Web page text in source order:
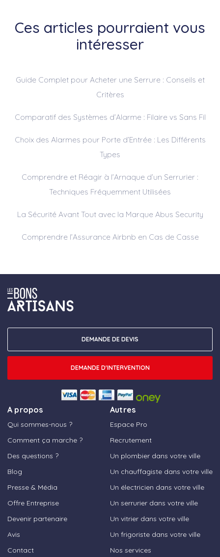
Ces articles pourraient vous
intéresser
Guide Complet pour Acheter une Serrure : Conseils et
Critères
Comparatif des Systèmes d’Alarme : Filaire vs Sans Fil
Choix des Alarmes pour Porte d’Entrée : Les Différents
Types
Comprendre et Réagir à l’Arnaque d’un Serrurier :
Techniques Fréquemment Utilisées
La Sécurité Avant Tout avec la Marque Abus Security
Comprendre l’Assurance Airbnb en Cas de Casse
A propos
Qui sommes-nous ?
Comment ça marche ?
Des questions ?
Blog
Presse & Média
Offre Entreprise
Devenir partenaire
Avis
Contact
Autres
Espace Pro
Recrutement
Un plombier dans votre ville
Un chauffagiste dans votre ville
Un électricien dans votre ville
Un serrurier dans votre ville
Un vitrier dans votre ville
Un frigoriste dans votre ville
Nos services
DEMANDE DE DEVIS
DEMANDE D'INTERVENTION